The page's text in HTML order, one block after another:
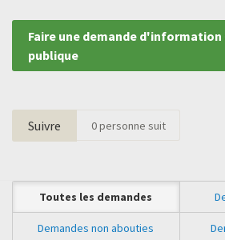
Faire une demande
publique
Suivre 0personne suit
Toutes les demandes
Demandes non abouties